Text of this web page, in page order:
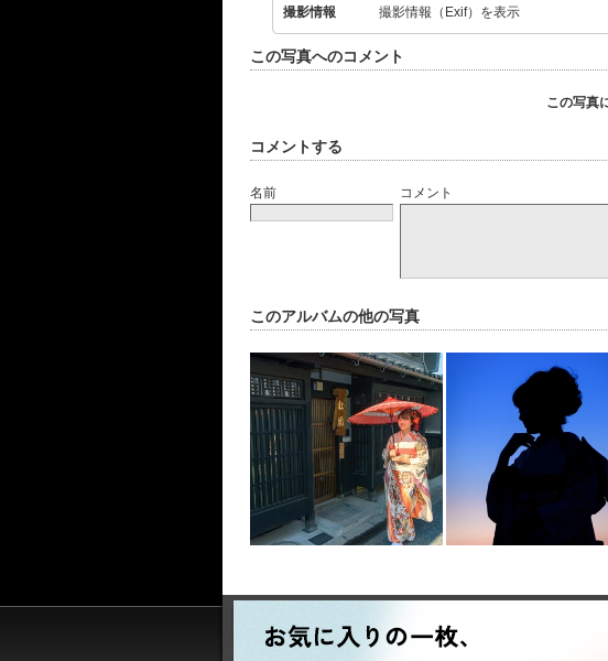
撮影情報
撮影情報（Exif）を表示
この写真へのコメント
この写真
コメントする
名前 コメント
このアルバムの他の写真